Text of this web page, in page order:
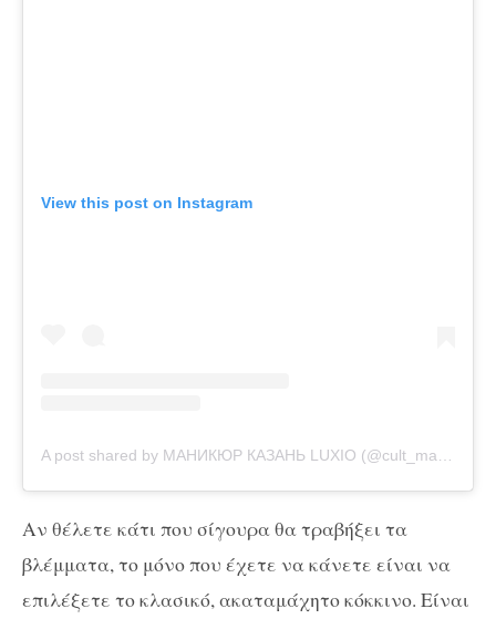
View this post on Instagram
A post shared by МАНИКЮР КАЗАНЬ LUXIO (@cult_manicura)
Αν θέλετε κάτι που σίγουρα θα τραβήξει τα
βλέμματα, το μόνο που έχετε να κάνετε είναι να
επιλέξετε το κλασικό, ακαταμάχητο κόκκινο. Είναι